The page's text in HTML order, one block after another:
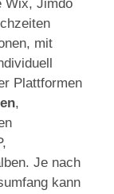
Wix, Jimdo
mit
Plattformen
,
Je nach
kann